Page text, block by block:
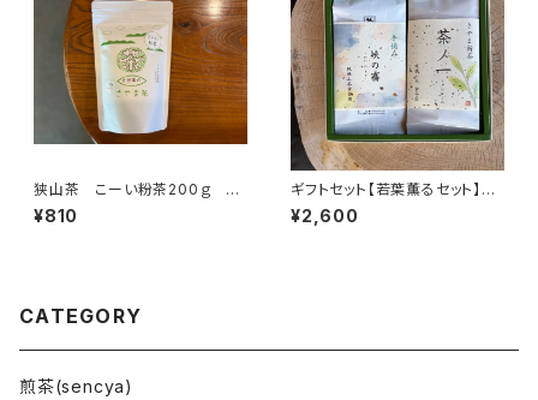
狭山茶 こーい粉茶200ｇ
【古谷園】
¥810
ギフトセット【若葉薫るセット】峡
¥2,600
CATEGORY
煎茶(sencya)